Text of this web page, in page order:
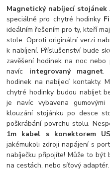
Magnetický nabíjecí stojánek
speciálně pro chytré hodinky
ideálním řešením pro ty, kteří
stole. Oproti originální verzi
k nabíjení. Příslušenství bude
zavěšení hodinek na noc
navíc integrovaný magnet.
hodinek na nabíjecí kontakty.
chytré hodinky budou nabíjet
je navíc vybavena gumovými
klouzání stojánku po desce
poškrábání povrchu stolu.
1m kabel s konektorem
jakémukoli zdroji napájení s
nabíječku připojíte! Může to být
na cestách, nebo síťový adaptér.